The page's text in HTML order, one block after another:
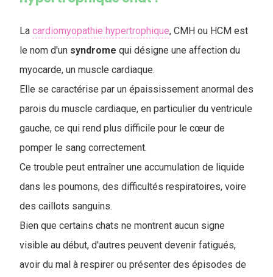
La cardiomyopathie hypertrophique, CMH ou HCM est
le nom d'un syndrome qui désigne une affection du
myocarde, un muscle cardiaque.
Elle se caractérise par un épaississement anormal des
parois du muscle cardiaque, en particulier du ventricule
gauche, ce qui rend plus difficile pour le cœur de
pomper le sang correctement.
Ce trouble peut entraîner une accumulation de liquide
dans les poumons, des difficultés respiratoires, voire
des caillots sanguins.
Bien que certains chats ne montrent aucun signe
visible au début, d'autres peuvent devenir fatigués,
avoir du mal à respirer ou présenter des épisodes de